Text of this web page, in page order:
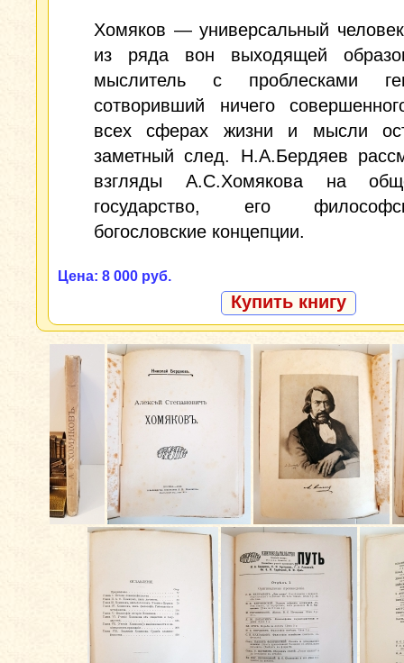
Хомяков — универсальный
из ряда вон выходящей
мыслитель с проблесками
сотворивший ничего
всех сферах жизни и мысли
заметный след. Н.А.Бердяев
взгляды А.С.Хомякова на
государство, его
богословские концепции.
Цена: 8 000 руб.
Купить книгу